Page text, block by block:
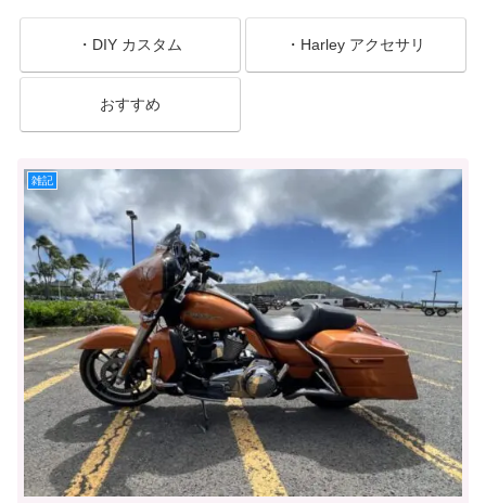
・DIY カスタム ・Harley アクセサリ
おすすめ
雑記